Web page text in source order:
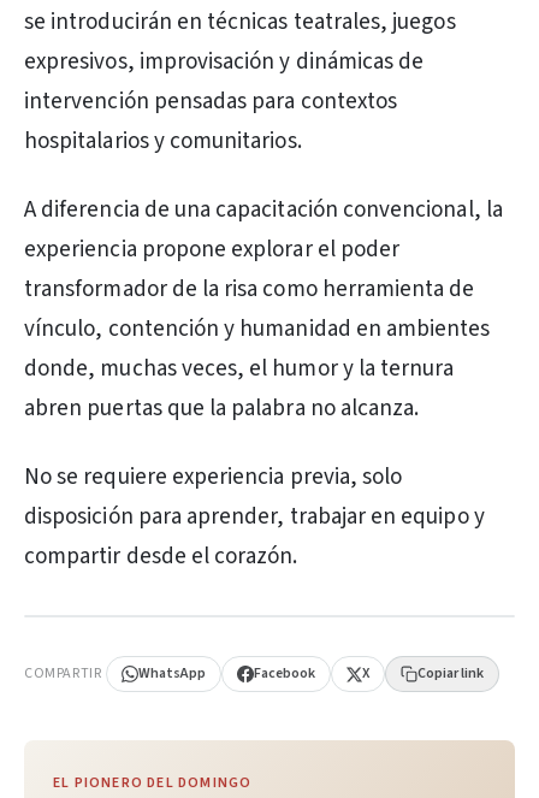
se introducirán en técnicas teatrales, juegos
expresivos, improvisación y dinámicas de
intervención pensadas para contextos
hospitalarios y comunitarios.
A diferencia de una capacitación convencional, la
experiencia propone explorar el poder
transformador de la risa como herramienta de
vínculo, contención y humanidad en ambientes
donde, muchas veces, el humor y la ternura
abren puertas que la palabra no alcanza.
No se requiere experiencia previa, solo
disposición para aprender, trabajar en equipo y
compartir desde el corazón.
COMPARTIR WhatsApp Facebook X Copiar link
EL PIONERO DEL DOMINGO